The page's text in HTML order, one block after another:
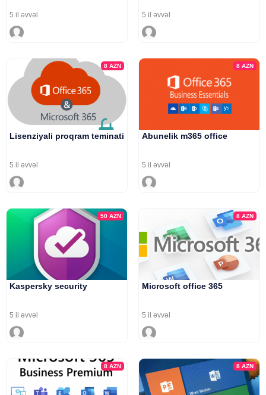
5 il əvvəl 5 il əvvəl
8AZN
Lisenziyali proqram teminati
5 il əvvəl
8 AZN
Abunelik m365 office
5 il əvvəl
50AZN
Kaspersky security
5 il əvvəl
8 AZN
Microsoft office 365
5 il əvvəl
8AZN 8 AZN